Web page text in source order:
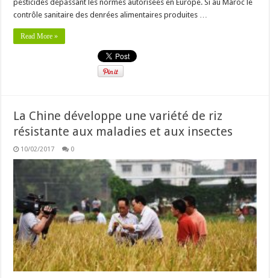
pesticides dépassant les normes autorisées en Europe. Si au Maroc le
contrôle sanitaire des denrées alimentaires produites …
Read More »
La Chine développe une variété de riz
résistante aux maladies et aux insectes
10/02/2017 0